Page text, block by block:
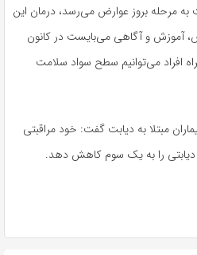
به مرحله بروز عوارض می‌رسد، درمان این
آموزش و آگاهی می‌بایست در کانون
افراد می‌توانیم سطح سواد سلامت
مبتلا به دیابت گفت: خود مراقبتی
دیابتی را به یک سوم کاهش دهد.